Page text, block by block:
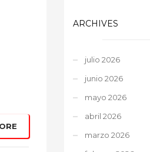
ARCHIVES
julio 2026
junio 2026
mayo 2026
abril 2026
marzo 2026